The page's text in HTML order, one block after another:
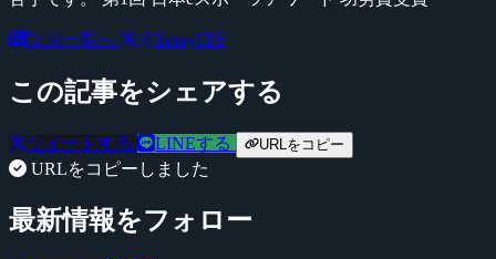
記事一覧へ @YossyFPS
この記事をシェアする
ツイートする LINEする URLをコピー
URLをコピーしました
最新情報をフォロー